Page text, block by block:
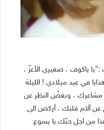
:”يا ياكوف ، صغيري الأعزّ ،
في عيد ميلادي ! الليلة
مشاعرك ، وبغضّ النظر عن
عن آلام قلبك ، أركض الى
هذا من اجل حبّك يا يسوع